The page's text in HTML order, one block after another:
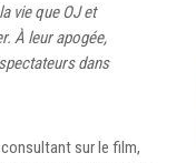
vie que OJ et
À leur apogée,
dans
sur le film,